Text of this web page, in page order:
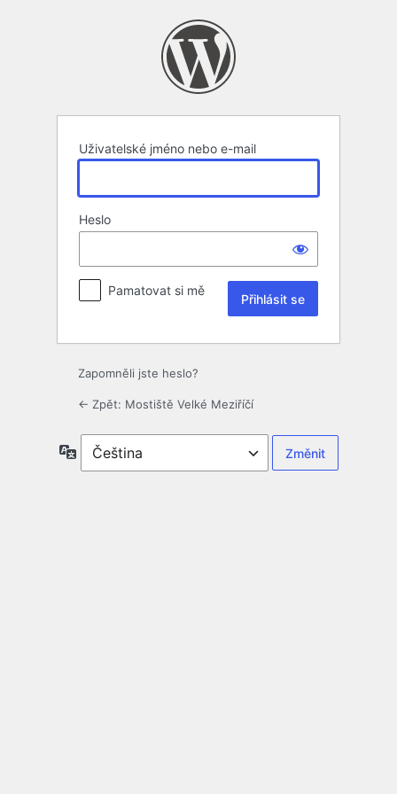
Uživatelské jméno nebo e-mail
Heslo
Pamatovat si mě
Zapomněli jste heslo?
← Zpět: Mostiště Velké Meziříčí
Jazyky